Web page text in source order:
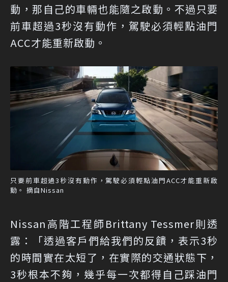
動，那自己的車輛也能隨之啟動。不過只要
前車超過3秒沒有動作，駕駛必須輕點油門
ACC才能重新啟動。
只要前車超過3秒沒有動作，駕駛必須輕點油門ACC才能重新啟
動。 摘自Nissan
Nissan高階工程師Brittany Tessmer則透
露：「透過客戶們給我們的反饋，表示3秒
的時間實在太短了，在實際的交通狀態下，
3秒根本不夠，幾乎每一次都得自己踩油門